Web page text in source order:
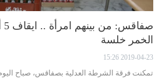
الخمر خلسة
2019-04-23 15:26